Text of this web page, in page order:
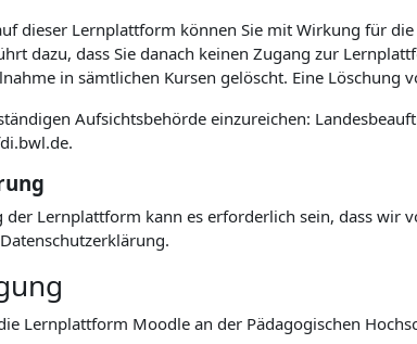
dieser Lernplattform können Sie mit Wirkung für
dazu, dass Sie danach keinen Zugang zur
in sämtlichen Kursen gelöscht. Eine Löschung
Aufsichtsbehörde einzureichen:
Lernplattform kann es erforderlich sein, dass wir
Lernplattform Moodle an der Pädagogischen